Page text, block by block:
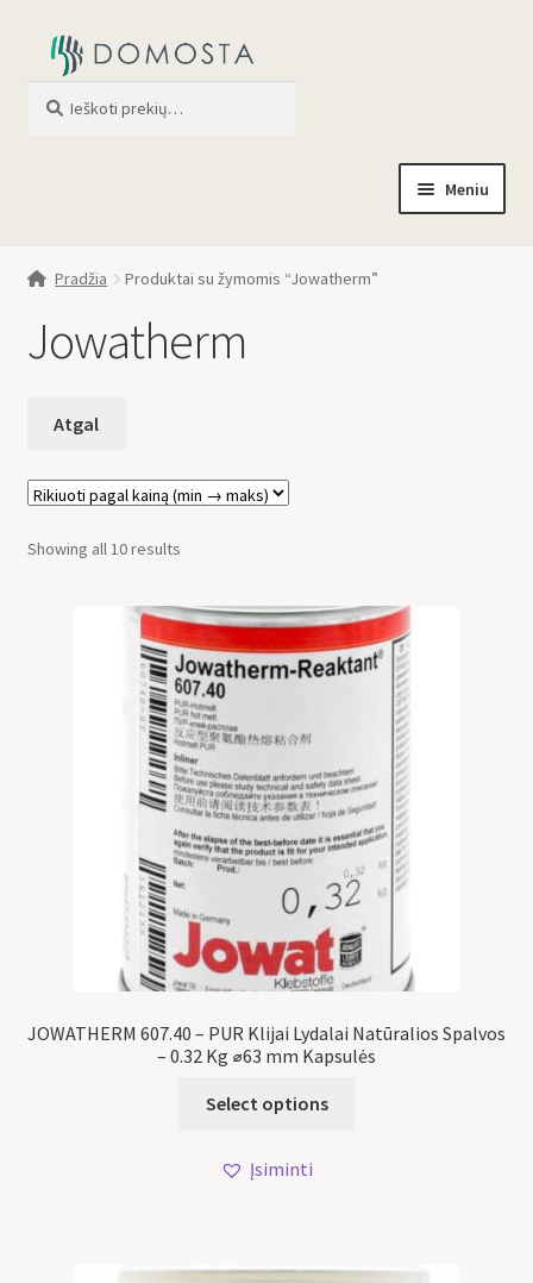
Meniu
Profilis
Pradžia Produktai su žymomis “Jowatherm”
Jowatherm
Showing all 10 results
JOWATHERM 607.40 – PUR Klijai Lydalai Natūralios Spalvos
– 0.32 Kg ⌀63 mm Kapsulės
Select options
Įsiminti